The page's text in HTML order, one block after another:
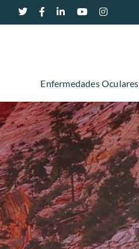
Enfermedades Oculares